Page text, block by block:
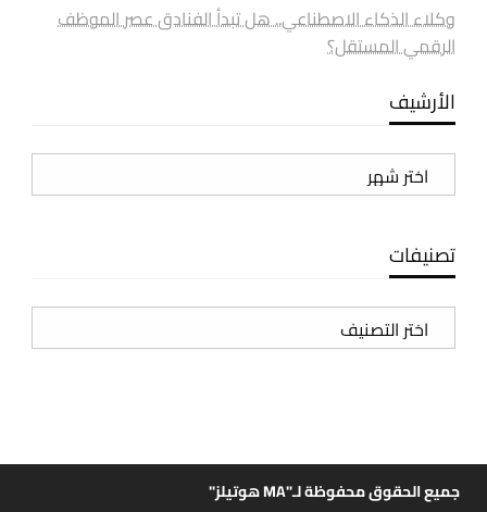
وكلاء الذكاء الاصطناعي.. هل تبدأ الفنادق عصر الموظف
الرقمي المستقل؟
الأرشيف
الأرشيف
تصنيفات
تصنيفات
جميع الحقوق محفوظة لـ"MA هوتيلز"